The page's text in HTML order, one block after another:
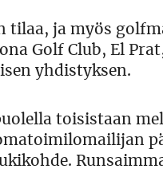
tilaa, ja myös
Golf Club, El
yhdistyksen.
toisistaan